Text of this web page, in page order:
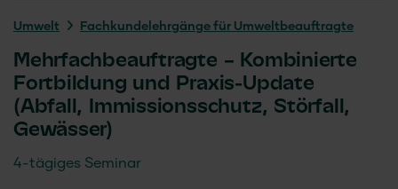
Umwelt Fachkundelehrgänge für Umweltbeauftragte
Mehrfachbeauftragte – Kombinierte
Fortbildung und Praxis-Update
(Abfall, Immissionsschutz, Störfall,
Gewässer)
4-tägiges Seminar